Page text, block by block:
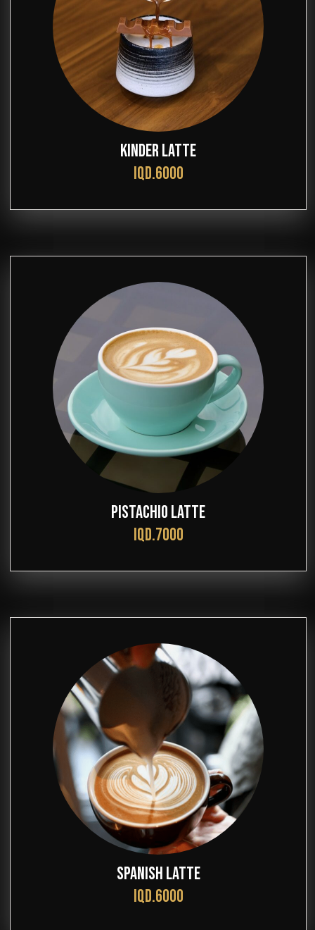
KINDER LATTE
IQD.6000
PISTACHIO LATTE
IQD.7000
SPANISH LATTE
IQD.6000